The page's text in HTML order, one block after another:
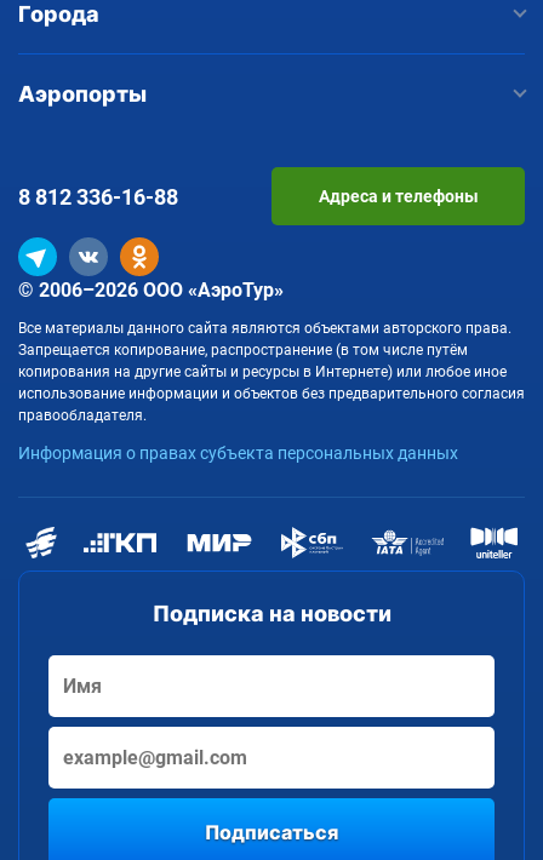
Города
Аэропорты
Подписка на новости
Подписаться
© 2006–2026 ООО «АэроТур»
Все материалы данного сайта являются объектами авторского права.
Запрещается копирование, распространение (в том числе путём
копирования на другие сайты и ресурсы в Интернете) или любое иное
использование информации и объектов без предварительного согласия
правообладателя.
Информация о правах субъекта персональных данных
8 812336-16-88 Адреса и телефоны